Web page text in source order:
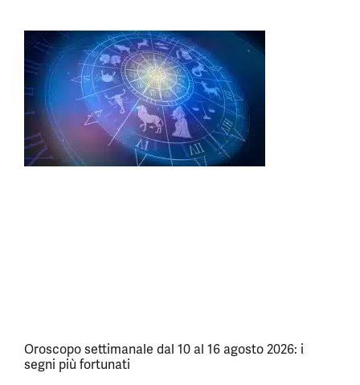
Oroscopo settimanale dal 10 al 16 agosto 2026: i
segni più fortunati